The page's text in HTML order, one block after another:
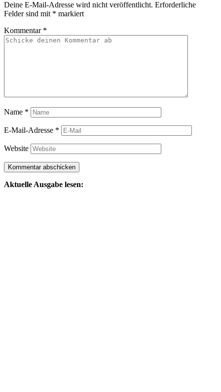
Deine E-Mail-Adresse wird nicht veröffentlicht. Erforderliche
Felder sind mit * markiert
Kommentar *
Name *
E-Mail-Adresse *
Website
Aktuelle Ausgabe lesen: